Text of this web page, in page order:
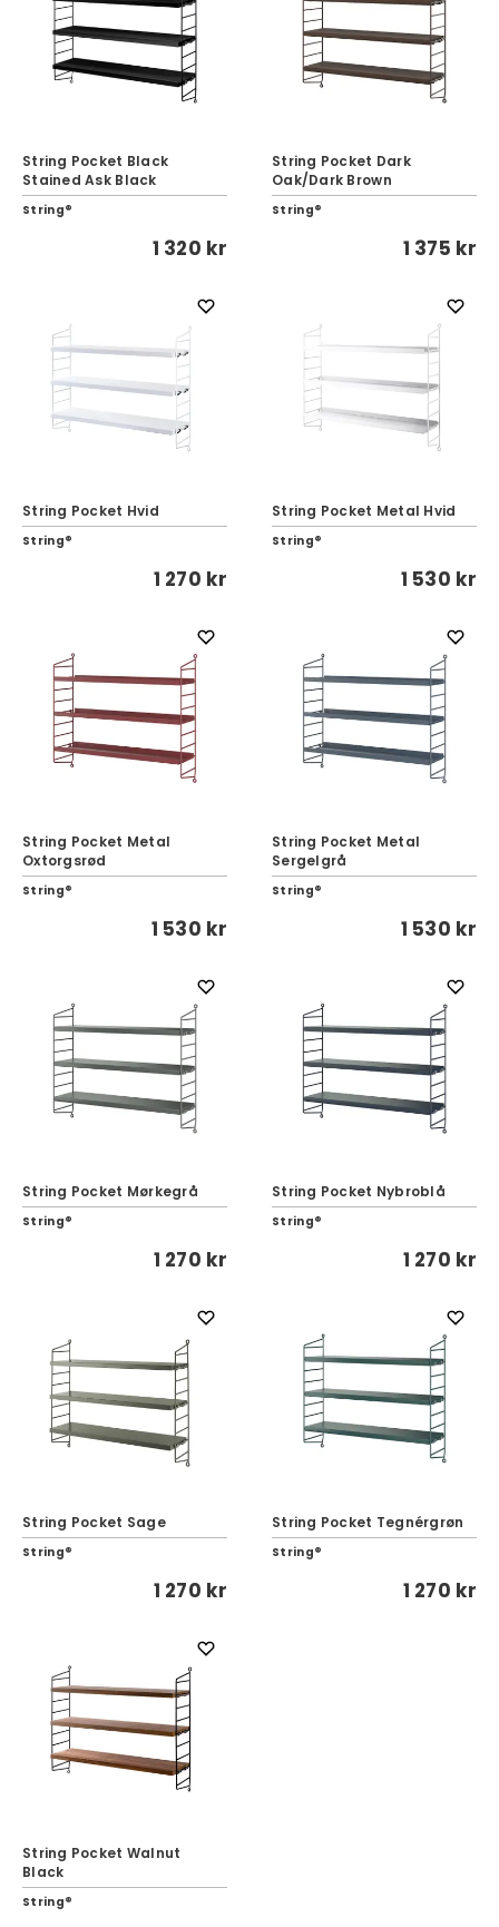
String Pocket Black
Stained Ask Black
String®
1 320 kr
String Pocket Dark
Oak/Dark Brown
String®
1 375 kr
String Pocket Hvid
String®
1 270 kr
String Pocket Metal Hvid
String®
1 530 kr
String Pocket Metal
Oxtorgsrød
String®
1 530 kr
String Pocket Metal
Sergelgrå
String®
1 530 kr
String Pocket Mørkegrå
String®
1 270 kr
String Pocket Nybroblå
String®
1 270 kr
String Pocket Sage
String®
1 270 kr
String Pocket Tegnérgrøn
String®
1 270 kr
String Pocket Walnut
Black
String®